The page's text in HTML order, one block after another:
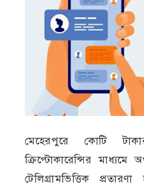
মেহেরপুরে কোটি
ক্রিপ্টোকারেন্সির
টেলিগ্রামভিত্তিক